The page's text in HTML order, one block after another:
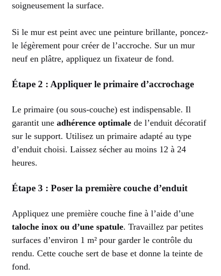
soigneusement la surface.
Si le mur est peint avec une peinture brillante, poncez-
le légèrement pour créer de l’accroche. Sur un mur
neuf en plâtre, appliquez un fixateur de fond.
Étape 2 : Appliquer le primaire d’accrochage
Le primaire (ou sous-couche) est indispensable. Il
garantit une adhérence optimale de l’enduit décoratif
sur le support. Utilisez un primaire adapté au type
d’enduit choisi. Laissez sécher au moins 12 à 24
heures.
Étape 3 : Poser la première couche d’enduit
Appliquez une première couche fine à l’aide d’une
taloche inox ou d’une spatule. Travaillez par petites
surfaces d’environ 1 m² pour garder le contrôle du
rendu. Cette couche sert de base et donne la teinte de
fond.